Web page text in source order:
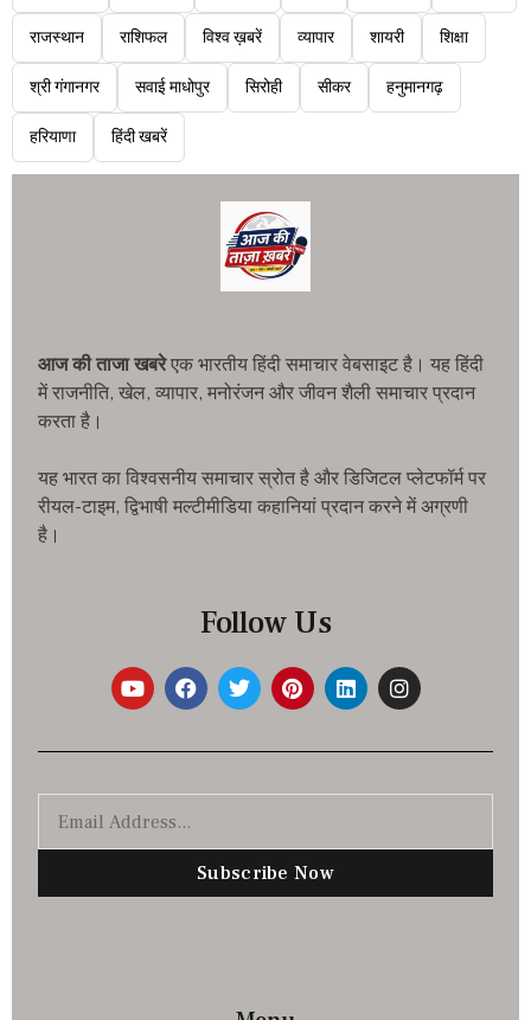
राजस्थान राशिफल विश्व ख़बरें व्यापार शायरी शिक्षा
श्री गंगानगर सवाई माधोपुर सिरोही सीकर हनुमानगढ़
हरियाणा हिंदी खबरें
आज की ताजा खबरेएक भारतीय हिंदी समाचार वेबसाइट है। यह हिंदी
में राजनीति, खेल, व्यापार, मनोरंजन और जीवन शैली समाचार प्रदान
करता है।
यह भारत का विश्वसनीय समाचार स्रोत है और डिजिटल प्लेटफॉर्म पर
रीयल-टाइम, द्विभाषी मल्टीमीडिया कहानियां प्रदान करने में अग्रणी
है।
Follow Us
Subscribe Now